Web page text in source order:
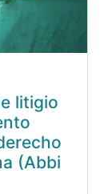
litigio
(Abbi